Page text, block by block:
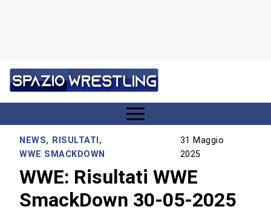
NEWS, RISULTATI,
WWE SMACKDOWN
31 Maggio
2025
WWE: Risultati WWE
SmackDown 30-05-2025